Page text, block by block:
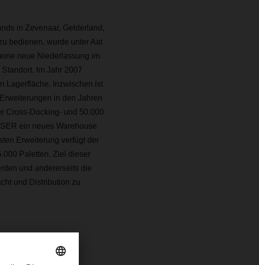
in Zevenaar, Gelderland,
bedienen, wurde unter Aat
neue Niederlassung im
Im Jahr 2007
Lagerfläche. Inzwischen ist
in den Jahren
Cross-Docking- und 50.000
ein neues Warehouse
Erweiterung verfügt der
Paletten. Ziel dieser
und andererseits die
und Distribution zu
Belegschaft des